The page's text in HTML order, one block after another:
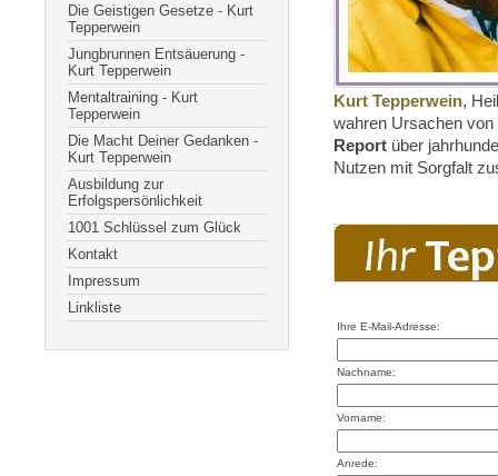
Die Geistigen Gesetze - Kurt
Tepperwein
Jungbrunnen Entsäuerung -
Kurt Tepperwein
Mentaltraining - Kurt
Tepperwein
Die Macht Deiner Gedanken -
Kurt Tepperwein
Ausbildung zur
Erfolgspersönlichkeit
1001 Schlüssel zum Glück
Kontakt
Impressum
Linkliste
Kurt Tepperwein,
wahren Ursachen
Report über
Nutzen mit Sorgfalt
Ihre E-Mail-Adresse:
Nachname:
Vorname:
Anrede: